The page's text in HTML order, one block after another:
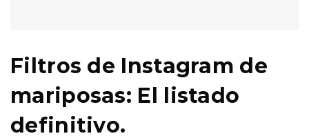
Filtros de Instagram de
mariposas: El listado
definitivo.